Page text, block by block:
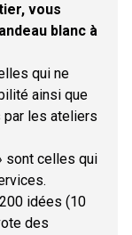
vous
blanc à
qui ne
ainsi que
par les ateliers
sont celles qui
idées (10
des